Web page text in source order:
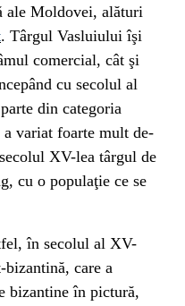
ale Moldovei, alături
. Târgul Vasluiului îşi
comercial, cât şi
cu secolul al
din categoria
variat foarte mult de-
XV-lea târgul de
cu o populaţie ce se
în secolul al XV-
bizantină, care a
bizantine în pictură,